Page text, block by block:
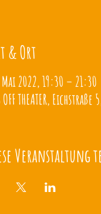
& Ort
2022, 19:30 – 21:30
OFF THEATER,
Veranstaltung